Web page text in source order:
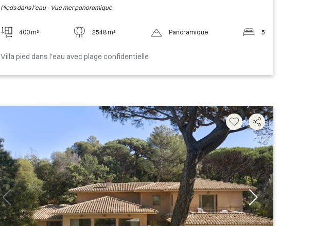
Pieds dans l'eau - Vue mer panoramique
400 m² 2548 m² Panoramique 5
Villa pied dans l'eau avec plage confidentielle